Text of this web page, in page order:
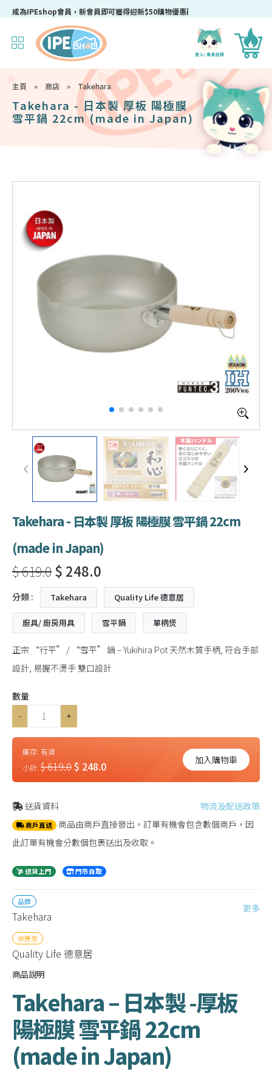
成為IPEshop會員，新會員即可獲得迎新$50購物優惠碼！
主頁 » 商店 » Takehara
Takehara - 日本製 厚板 陽極膜
雪平鍋 22cm (made in Japan)
Takehara - 日本製 厚板 陽極膜 雪平鍋 22cm
(made in Japan)
$ 619.0$ 248.0
分類 : Takehara Quality Life 德意居
廚具/ 廚房用具 雪平鍋 單柄煲
正宗 “行平” / “雪平” 鍋 – Yukihira Pot 天然木質手柄, 符合手部
設計, 易握不燙手 雙口設計
數量
-
+
庫存: 有貨
小計: $ 619.0$ 248.0 加入購物車
送貨資料 物流及配送政策
商戶直送 商品由商戶直接發出，訂單有機會包含數個商戶，因
此訂單有機會分數個包裹送出及收取。
送貨上門 門市自取
品牌
Takehara
更多
供應商
Quality Life 德意居
商品說明
Takehara – 日本製 -厚板
陽極膜 雪平鍋 22cm
(made in Japan)